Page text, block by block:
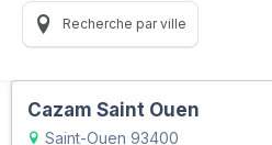
Recherche par ville
Cazam Saint Ouen
Saint-Ouen 93400